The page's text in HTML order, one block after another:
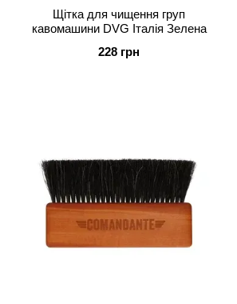
Щітка для чищення груп
кавомашини DVG Італія Зелена
228 грн